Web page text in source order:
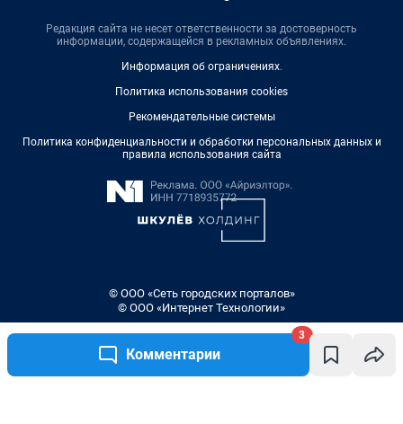
Комментарии
3
Редакция сайта не несет ответственности за достоверность
информации, содержащейся в рекламных объявлениях.
Информация об ограничениях.
Политика использования cookies
Рекомендательные системы
Политика конфиденциальности и обработки персональных данных и
правила использования сайта
© ООО «Сеть городских порталов»
© ООО «Интернет Технологии»